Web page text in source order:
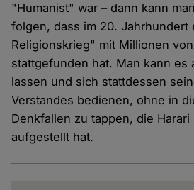
"Humanist" war – dann kann
folgen, dass im 20. Jahrhundert
Religionskrieg" mit Millionen
stattgefunden hat. Man kann es
lassen und sich stattdessen
Verstandes bedienen, ohne in
Denkfallen zu tappen, die
aufgestellt hat.